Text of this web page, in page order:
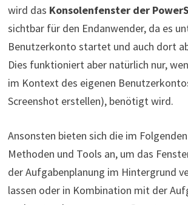
wird das Konsolenfenster der
sichtbar für den Endanwender, da es
Benutzerkonto startet und auch dort
Dies funktioniert aber natürlich nur,
im Kontext des eigenen
Screenshot erstellen), benötigt wird.
Ansonsten bieten sich die im
Methoden und Tools an, um das
der Aufgabenplanung im Hintergrund
lassen oder in Kombination mit der